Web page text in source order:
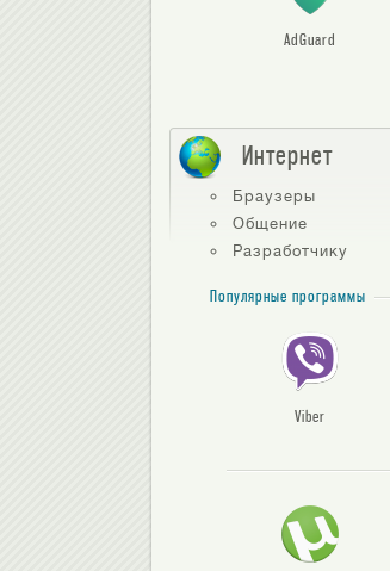
AdGuard
Интернет
Браузеры
Общение
Разработчику
Популярные программы
Viber